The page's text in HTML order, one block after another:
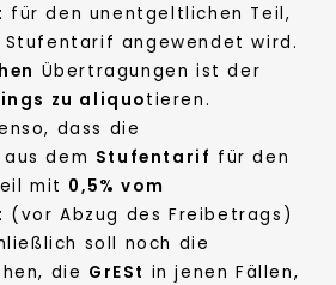
für den unentgeltlichen Teil,
angewendet wird.
Übertragungen ist der
zu aliquotieren.
dass die
aus dem Stufentarif für den
mit 0,5% vom
(vor Abzug des Freibetrags)
soll noch die
die GrESt in jenen Fällen,